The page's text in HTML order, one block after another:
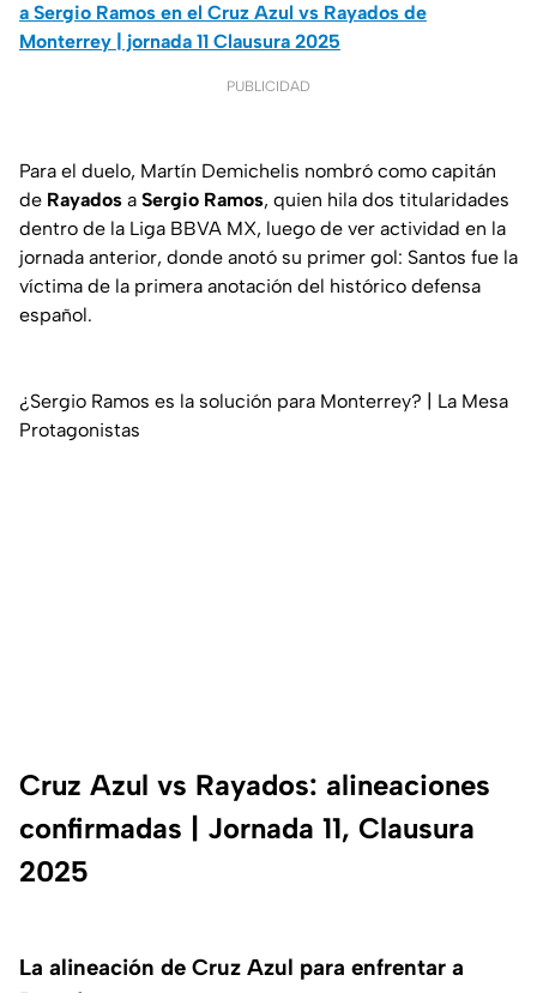
a Sergio Ramos en el Cruz Azul vs Rayados de
Monterrey | jornada 11 Clausura 2025
PUBLICIDAD
Para el duelo, Martín Demichelis nombró como capitán
de Rayados a Sergio Ramos, quien hila dos titularidades
dentro de la Liga BBVA MX, luego de ver actividad en la
jornada anterior, donde anotó su primer gol: Santos fue la
víctima de la primera anotación del histórico defensa
español.
¿Sergio Ramos es la solución para Monterrey? | La Mesa
Protagonistas
Cruz Azul vs Rayados: alineaciones
confirmadas | Jornada 11, Clausura
2025
La alineación de Cruz Azul para enfrentar a